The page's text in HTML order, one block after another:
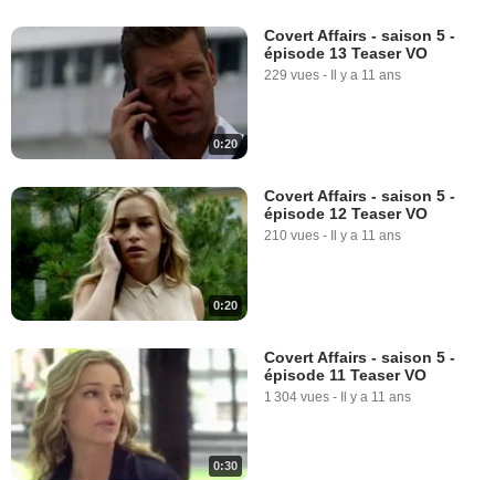
0:20
Covert Affairs - saison 5 -
épisode 13 Teaser VO
229 vues - Il y a 11 ans
0:20
Covert Affairs - saison 5 -
épisode 12 Teaser VO
210 vues - Il y a 11 ans
0:30
Covert Affairs - saison 5 -
épisode 11 Teaser VO
1 304 vues - Il y a 11 ans